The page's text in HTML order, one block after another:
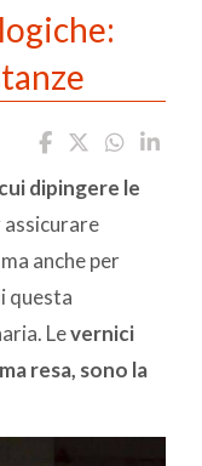
dipingere le
ma anche per
questa
Levernici
resa, sono la